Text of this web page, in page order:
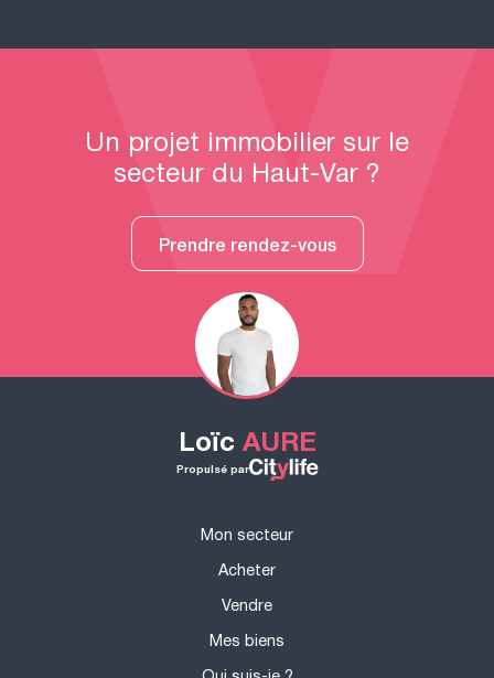
Un projet immobilier sur le
secteur du Haut-Var ?
Prendre rendez-vous
Loïc AURE
Propulsé par
Mon secteur
Acheter
Vendre
Mes biens